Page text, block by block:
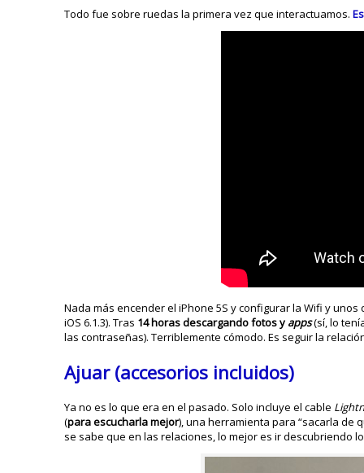
Todo fue sobre ruedas la primera vez que interactuamos.
Nada más encender el iPhone 5S y configurar la Wifi y
iOS 6.1.3). Tras 14 horas descargando fotos y apps(sí, lo
las contraseñas). Terriblemente cómodo. Es seguir la
Ajuar (accesorios incluidos)
Ya no es lo que era en el pasado. Solo incluye el cable
(para escucharla mejor), una herramienta para “sacarla de
se sabe que en las relaciones, lo mejor es ir descubriendo